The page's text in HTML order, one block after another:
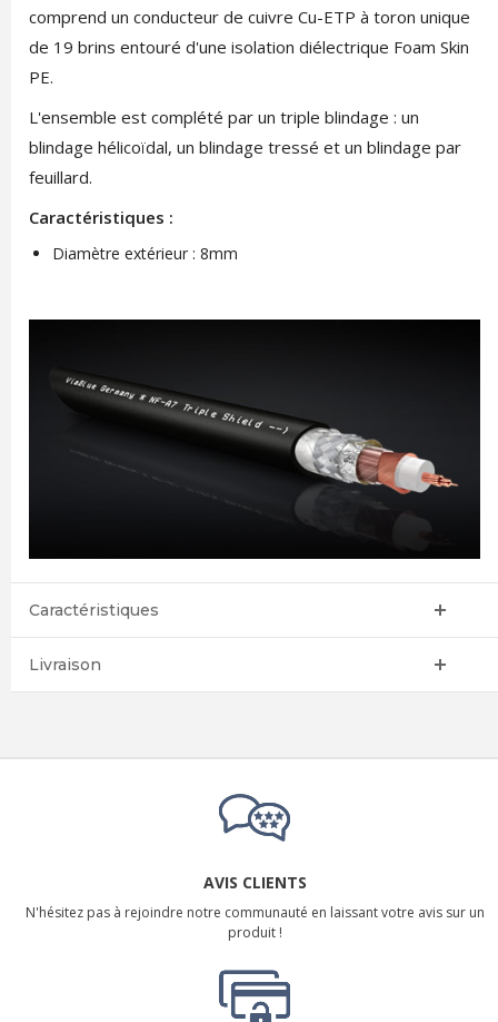
comprend un conducteur de cuivre Cu-ETP à toron unique
de 19 brins entouré d'une isolation diélectrique Foam Skin
PE.
L'ensemble est complété par un triple blindage : un
blindage hélicoïdal, un blindage tressé et un blindage par
feuillard.
Caractéristiques :
Diamètre extérieur : 8mm
Caractéristiques
Livraison
AVIS CLIENTS
N'hésitez pas à rejoindre notre communauté en laissant votre avis sur un
produit !